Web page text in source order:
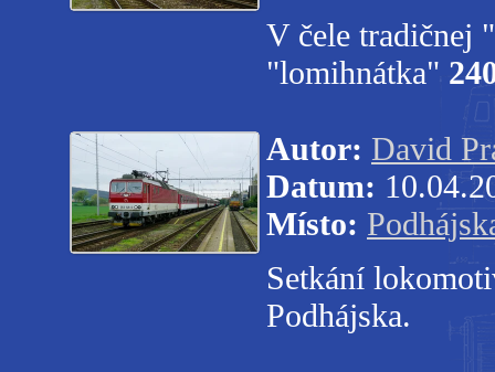
V čele tradičnej
"lomihnátka"
Autor: David
Datum:
Místo:
Setkání
Podhájska.